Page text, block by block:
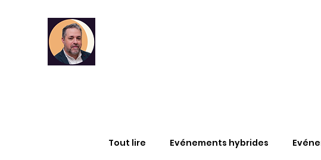
Tout lire Evénements hybrides